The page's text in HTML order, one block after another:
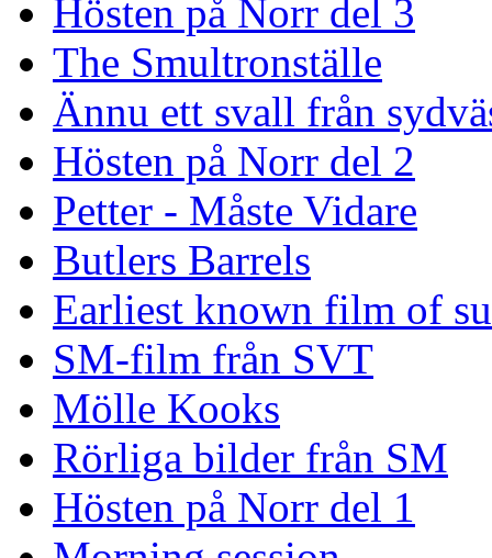
Hösten på Norr del 3
The Smultronställe
Ännu ett svall från
Hösten på Norr del 2
Petter - Måste Vidare
Butlers Barrels
Earliest known film of
SM-film från SVT
Mölle Kooks
Rörliga bilder från SM
Hösten på Norr del 1